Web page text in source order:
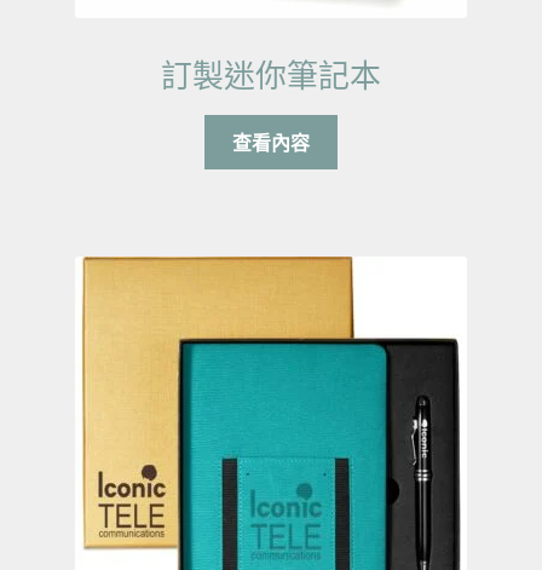
訂製迷你筆記本
查看內容